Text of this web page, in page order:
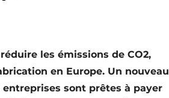
les émissions de CO2,
en Europe. Un nouveau
sont prêtes à payer